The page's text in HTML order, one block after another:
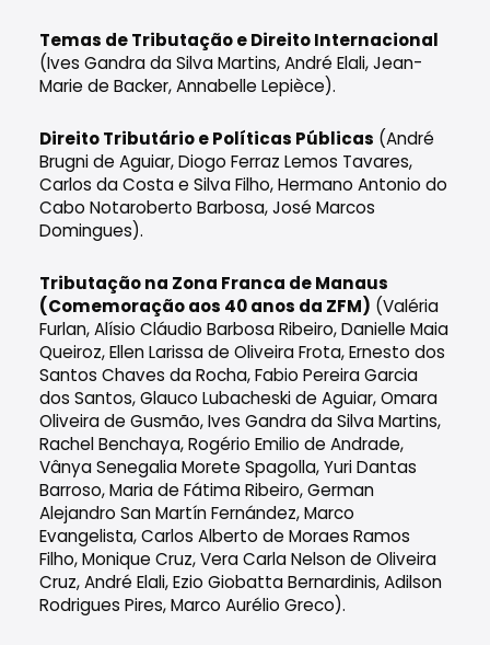
Temas de Tributação e Direito Internacional
(Ives Gandra da Silva Martins, André Elali, Jean-
Marie de Backer, Annabelle Lepièce).
Direito Tributário e Políticas Públicas (André
Brugni de Aguiar, Diogo Ferraz Lemos Tavares,
Carlos da Costa e Silva Filho, Hermano Antonio do
Cabo Notaroberto Barbosa, José Marcos
Domingues).
Tributação na Zona Franca de Manaus
(Comemoração aos 40 anos da ZFM) (Valéria
Furlan, Alísio Cláudio Barbosa Ribeiro, Danielle Maia
Queiroz, Ellen Larissa de Oliveira Frota, Ernesto dos
Santos Chaves da Rocha, Fabio Pereira Garcia
dos Santos, Glauco Lubacheski de Aguiar, Omara
Oliveira de Gusmão, Ives Gandra da Silva Martins,
Rachel Benchaya, Rogério Emilio de Andrade,
Vânya Senegalia Morete Spagolla, Yuri Dantas
Barroso, Maria de Fátima Ribeiro, German
Alejandro San Martín Fernández, Marco
Evangelista, Carlos Alberto de Moraes Ramos
Filho, Monique Cruz, Vera Carla Nelson de Oliveira
Cruz, André Elali, Ezio Giobatta Bernardinis, Adilson
Rodrigues Pires, Marco Aurélio Greco).